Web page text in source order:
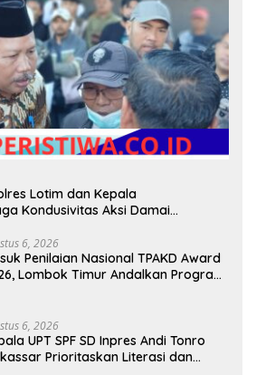
Lotim dan Kepala
Kondusivitas Aksi Damai
6, 2026
Penilaian Nasional TPAKD Award
Lombok Timur Andalkan Program
6, 2026
UPT SPF SD Inpres Andi Tonro
Prioritaskan Literasi dan